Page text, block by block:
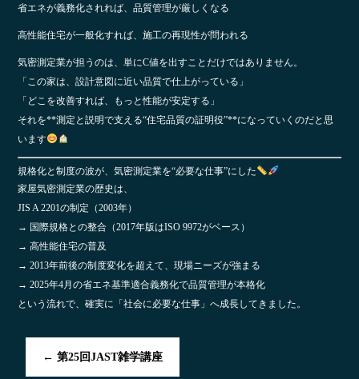
省エネが義務化されれば、品質管理が厳しくなる
高性能住宅が一般化すれば、施工の再現性が問われる
気密測定業が担うのは、単にC値を出すことだけではありません。
「この家は、設計意図に近い品質で仕上がっている」
「どこを改善すれば、もっと性能が安定する」
それを**測定と説明で支える“住宅品質の証明役”**になっていくのだと思
います
規格化と制度の波が、気密測定業を“必要な仕事”にした
家屋気密測定業の歴史は、
JIS A 2201の制定（2003年）
→ 国際規格との整合（2017年版はISO 9972がベース）
→ 高性能住宅の普及
→ 2013年前後の制度変化を超えて、現場ニーズが強まる
→ 2025年4月の省エネ基準適合義務化で品質管理が本格化
という流れで、確実に「社会に必要な仕事」へ成長してきました。
← 第25回JAST雑学講座